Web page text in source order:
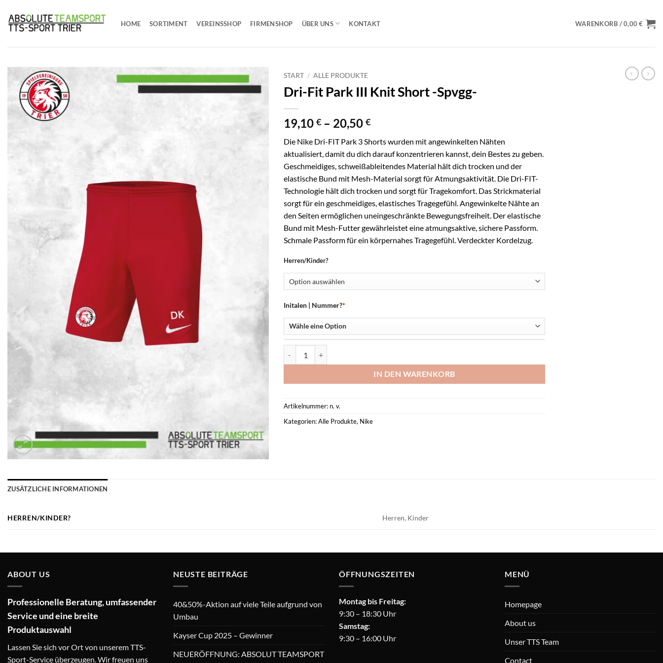
Inhalt
springen
HOME SORTIMENT VEREINSSHOP FIRMENSHOP ÜBER UNS KONTAKT WARENKORB /0,00€
START / ALLE PRODUKTE
Dri-Fit Park III Knit Short -Spvgg-
19,10 € – 20,50 €Preisspanne:
bis
20,50 €
Die Nike Dri-FIT Park 3 Shorts wurden mit angewinkelten Nähten
aktualisiert, damit du dich darauf konzentrieren kannst, dein Bestes zu geben.
Geschmeidiges, schweißableitendes Material hält dich trocken und der
elastische Bund mit Mesh-Material sorgt für Atmungsaktivität. Die Dri-FIT-
Technologie hält dich trocken und sorgt für Tragekomfort. Das Strickmaterial
sorgt für ein geschmeidiges, elastisches Tragegefühl. Angewinkelte Nähte an
den Seiten ermöglichen uneingeschränkte Bewegungsfreiheit. Der elastische
Bund mit Mesh-Futter gewährleistet eine atmungsaktive, sichere Passform.
Schmale Passform für ein körpernahes Tragegefühl. Verdeckter Kordelzug.
Herren/Kinder?
*
Initalen | Nummer?
IN DEN WARENKORB
Artikelnummer: n. v.
Kategorien:Alle Produkte, Nike
ZUSÄTZLICHE INFORMATIONEN
HERREN/KINDER? Herren, Kinder
ABOUT US
Professionelle Beratung, umfassender
Service und eine breite
Produktauswahl
Lassen Sie sich vor Ort von unserem TTS-
Sport-Service überzeugen. Wir freuen uns
NEUSTE BEITRÄGE
40&50%-Aktion auf viele Teile aufgrund von
Umbau
Kayser Cup 2025 – Gewinner
NEUERÖFFNUNG: ABSOLUT TEAMSPORT
ÖFFNUNGSZEITEN
Montag bis Freitag:
9:30 – 18:30 Uhr
Samstag:
9:30 – 16:00 Uhr
MENÜ
Homepage
About us
Unser TTS Team
Contact